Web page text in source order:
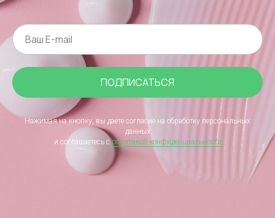
ПОДПИСАТЬСЯ
Нажимая на кнопку, вы даете согласие на обработку персональных
данных
и соглашаетесь cполитикой конфиденциальности